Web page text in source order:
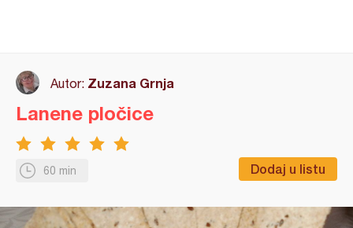
Autor: Zuzana Grnja
60 min Dodaj u listu
Lanene pločice